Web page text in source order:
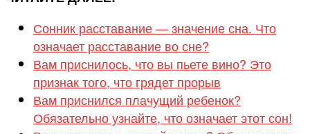
Сонник расставание — значение сна. Что
означает расставание во сне?
Вам приснилось, что вы пьете вино? Это
признак того, что грядет прорыв
Вам приснился плачущий ребенок?
Обязательно узнайте, что означает этот сон!